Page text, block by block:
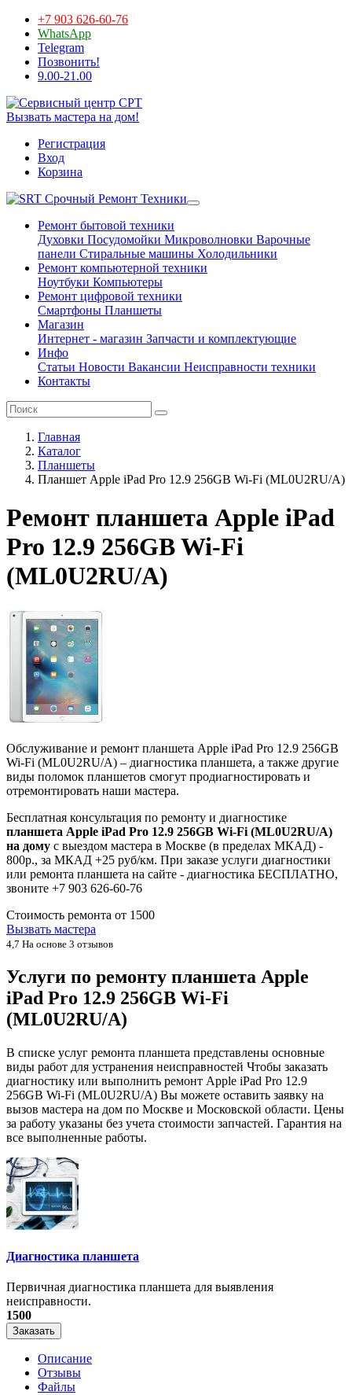
+7 903 626-60-76
WhatsApp
Telegram
Позвонить!
9.00-21.00
Вызвать мастера на дом!
Регистрация
Вход
Корзина
Срочный Ремонт Техники
Ремонт бытовой техники
Духовки Посудомойки Микроволновки Варочные
панели Стиральные машины Холодильники
Ремонт компьютерной техники
Ноутбуки Компьютеры
Ремонт цифровой техники
Смартфоны Планшеты
Магазин
Интернет - магазин Запчасти и комплектующие
Инфо
Статьи Новости Вакансии Неисправности техники
Контакты
Главная
Каталог
Планшеты
Планшет Apple iPad Pro 12.9 256GB Wi-Fi (ML0U2RU/A)
Ремонт планшета Apple iPad
Pro 12.9 256GB Wi-Fi
(ML0U2RU/A)
Обслуживание и ремонт планшета Apple iPad Pro 12.9 256GB
Wi-Fi (ML0U2RU/A) – диагностика планшета, а также другие
виды поломок планшетов смогут продиагностировать и
отремонтировать наши мастера.
Бесплатная консультация по ремонту и диагностике
планшета Apple iPad Pro 12.9 256GB Wi-Fi (ML0U2RU/A)
на дому с выездом мастера в Москве (в пределах МКАД) -
800р., за МКАД +25 руб/км. При заказе услуги диагностики
или ремонта планшета на сайте - диагностика БЕСПЛАТНО,
звоните +7 903 626-60-76
Стоимость ремонта от 1500
Вызвать мастера
4,7 На основе 3 отзывов
Услуги по ремонту планшета Apple
iPad Pro 12.9 256GB Wi-Fi
(ML0U2RU/A)
В списке услуг ремонта планшета представлены основные
виды работ для устранения неисправностей Чтобы заказать
диагностику или выполнить ремонт Apple iPad Pro 12.9
256GB Wi-Fi (ML0U2RU/A) Вы можете оставить заявку на
вызов мастера на дом по Москве и Московской области. Цены
за работу указаны без учета стоимости запчастей. Гарантия на
все выполненные работы.
Диагностика планшета
Первичная диагностика планшета для выявления
неисправности.
1500
Заказать
Описание
Отзывы
Файлы